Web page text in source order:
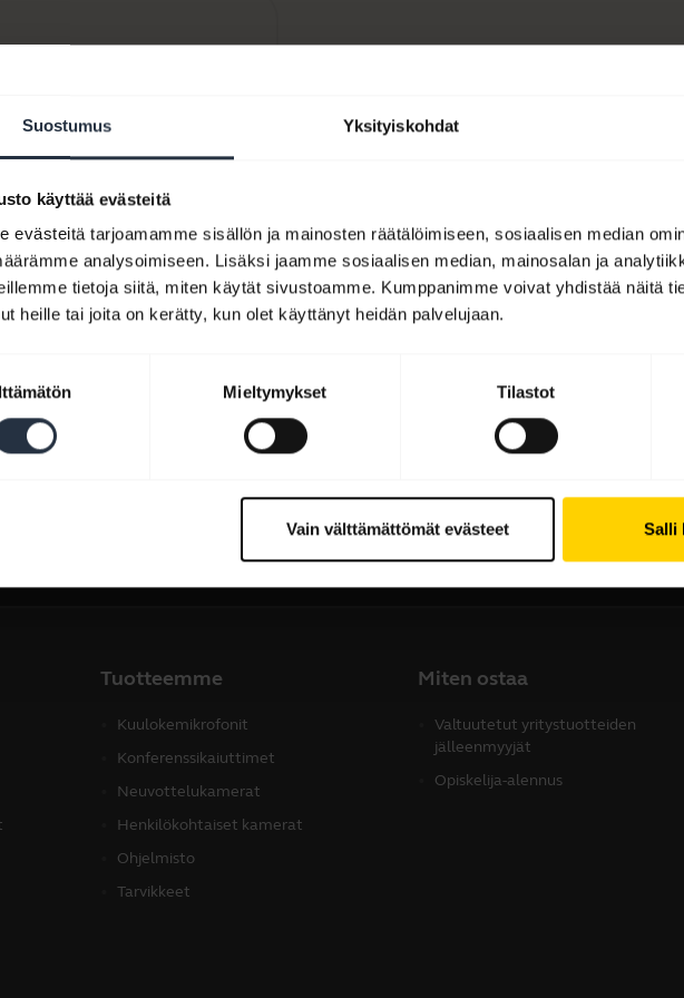
Suostumus Yksityiskohdat
käyttää evästeitä
evästeitä tarjoamamme sisällön ja mainosten räätälöimiseen, sosiaalisen median
analysoimiseen. Lisäksi jaamme sosiaalisen median, mainosalan ja
tietoja siitä, miten käytät sivustoamme. Kumppanimme voivat yhdistää näitä
heille tai joita on kerätty, kun olet käyttänyt heidän palvelujaan.
Mieltymykset Tilastot
Vain välttämättömät evästeet Salli
Tuotteemme
Kuulokemikrofonit
Konferenssikaiuttimet
Neuvottelukamerat
Henkilökohtaiset kamerat
Ohjelmisto
Tarvikkeet
Miten ostaa
Valtuutetut yritystuotteiden
jälleenmyyjät
Opiskelija-alennus